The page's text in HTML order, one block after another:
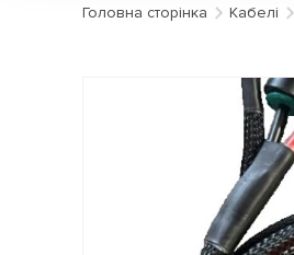
Головна сторінка Кабелі